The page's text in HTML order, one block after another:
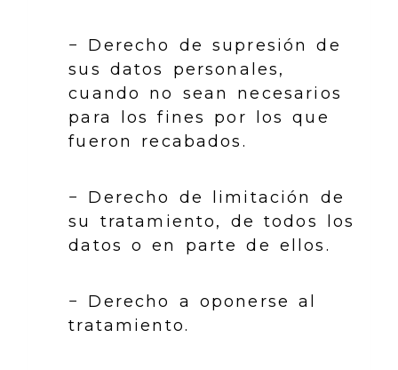
− Derecho de supresión de
sus datos personales,
cuando no sean necesarios
para los fines por los que
fueron recabados.
− Derecho de limitación de
su tratamiento, de todos los
datos o en parte de ellos.
− Derecho a oponerse al
tratamiento.